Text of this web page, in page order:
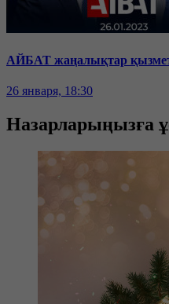
АЙБАТ жаңалықтар
26 января, 18:30
Назарларыңызға